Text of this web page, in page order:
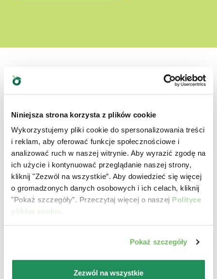
Niniejsza strona korzysta z plików cookie
Wykorzystujemy pliki cookie do spersonalizowania treści
i reklam, aby oferować funkcje społecznościowe i
analizować ruch w naszej witrynie. Aby wyrazić zgodę na
ich użycie i kontynuować przeglądanie naszej strony,
kliknij "Zezwól na wszystkie”. Aby dowiedzieć się więcej
o gromadzonych danych osobowych i ich celach, kliknij
"Pokaż szczegóły”. Przeczytaj więcej o naszej Polityce
plików cookie .
Pokaż szczegóły
Zezwól na wszystkie
Poznaj nasze najlepsze produkty dla Twojego
zwierzaka